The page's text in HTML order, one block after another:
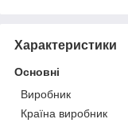
Характеристики
Основні
Виробник
Країна виробник